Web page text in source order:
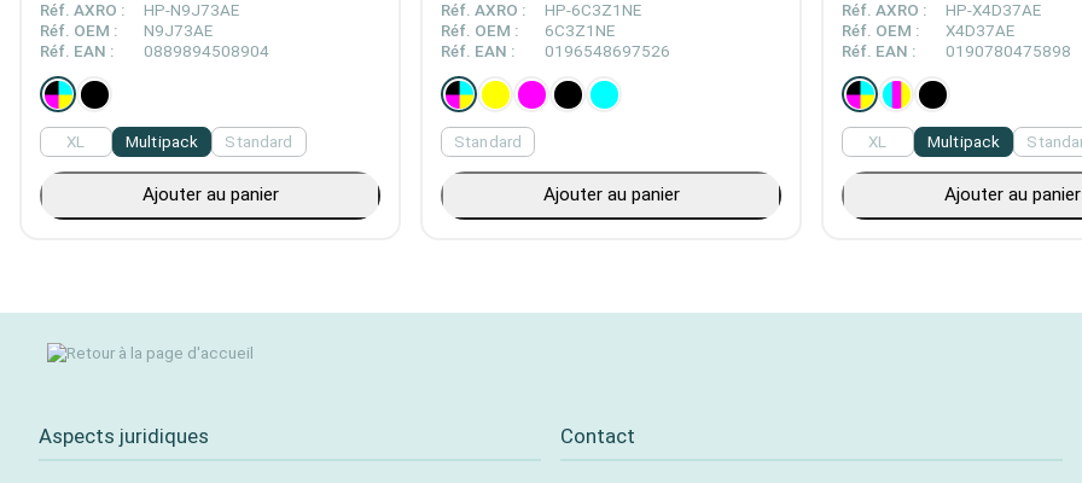
Réf. AXRO :
HP-N9J73AE
Réf. OEM :
N9J73AE
Réf. EAN :
0889894508904
Multipack
XL Standard
Ajouter au panier
Réf. AXRO :
HP-6C3Z1NE
Réf. OEM :
6C3Z1NE
Réf. EAN :
0196548697526
Standard
Ajouter au panier
Réf. AXRO :
HP-X4D37AE
Réf. OEM :
X4D37AE
Réf. EAN :
0190780475898
Multipack
XL
Ajouter au panier
Aspects juridiques Contact